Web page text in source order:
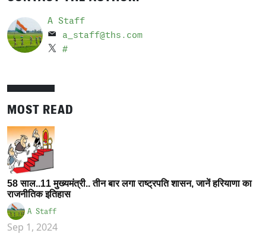
A Staff
a_staff@ths.com
#
MOST READ
58 साल..11 मुख्यमंत्री.. तीन बार लगा राष्ट्रपति शासन, जानें हरियाणा का
राजनीतिक इतिहास
A Staff
Sep 1, 2024